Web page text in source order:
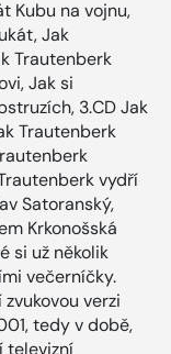
Kubu na vojnu,
Jak
Trautenberk
Jak si
3.CD Jak
Trautenberk
vydří
Satoranský,
Krkonošská
si už několik
večerníčky.
verzi
tedy v době,
televizní